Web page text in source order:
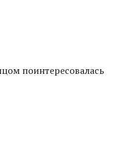
поинтересовалась